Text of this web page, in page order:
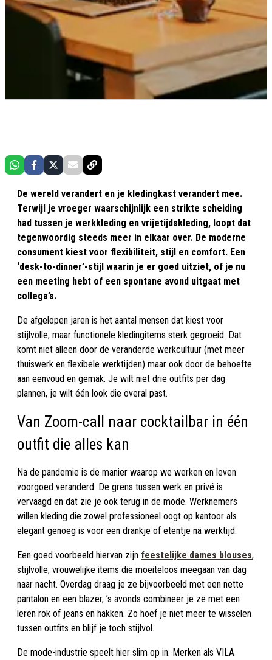
De wereld verandert en je kledingkast verandert mee.
Terwijl je vroeger waarschijnlijk een strikte scheiding
had tussen je werkkleding en vrijetijdskleding, loopt dat
tegenwoordig steeds meer in elkaar over. De moderne
consument kiest voor flexibiliteit, stijl en comfort. Een
‘desk-to-dinner’-stijl waarin je er goed uitziet, of je nu
een meeting hebt of een spontane avond uitgaat met
collega’s.
De afgelopen jaren is het aantal mensen dat kiest voor
stijlvolle, maar functionele kledingitems sterk gegroeid. Dat
komt niet alleen door de veranderde werkcultuur (met meer
thuiswerk en flexibele werktijden) maar ook door de behoefte
aan eenvoud en gemak. Je wilt niet drie outfits per dag
plannen, je wilt één look die overal past.
Van Zoom-call naar cocktailbar in één
outfit die alles kan
Na de pandemie is de manier waarop we werken en leven
voorgoed veranderd. De grens tussen werk en privé is
vervaagd en dat zie je ook terug in de mode. Werknemers
willen kleding die zowel professioneel oogt op kantoor als
elegant genoeg is voor een drankje of etentje na werktijd.
Een goed voorbeeld hiervan zijn feestelijke dames blouses,
stijlvolle, vrouwelijke items die moeiteloos meegaan van dag
naar nacht. Overdag draag je ze bijvoorbeeld met een nette
pantalon en een blazer, ’s avonds combineer je ze met een
leren rok of jeans en hakken. Zo hoef je niet meer te wisselen
tussen outfits en blijf je toch stijlvol.
De mode-industrie speelt hier slim op in. Merken als VILA